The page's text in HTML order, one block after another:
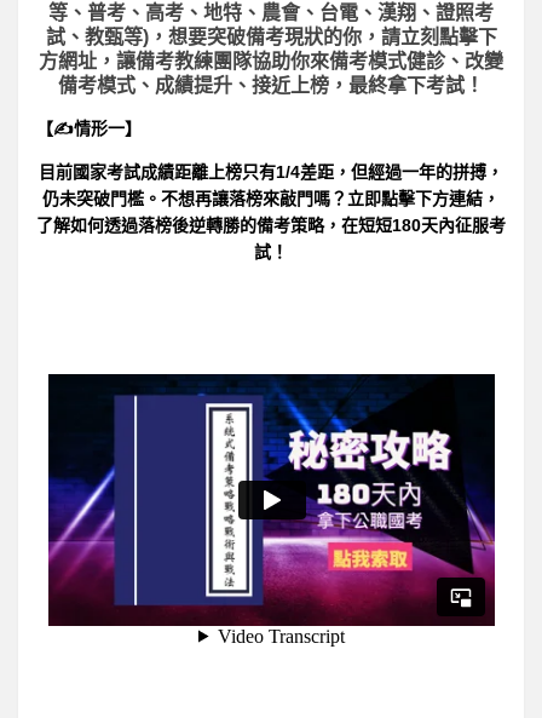
等、普考、高考、地特、農會、台電、漢翔、證照考
試、教甄等)，想要突破備考現狀的你，請立刻點擊下
方網址，讓備考教練團隊協助你來備考模式健診、改變
備考模式、成績提升、接近上榜，最終拿下考試！
【✍情形一】
目前國家考試成績距離上榜只有1/4差距，但經過一年的拼搏，
仍未突破門檻。不想再讓落榜來敲門嗎？立即點擊下方連結，
了解如何透過落榜後逆轉勝的備考策略，在短短180天內征服考
試！